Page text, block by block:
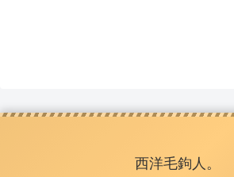
西洋毛鉤人。